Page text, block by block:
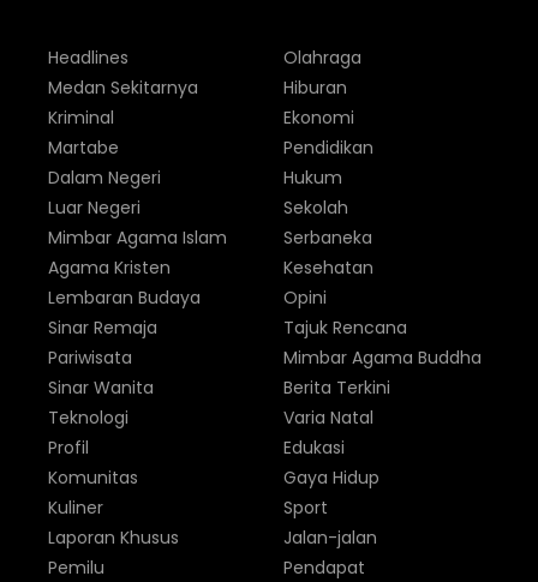
Headlines
Medan Sekitarnya
Kriminal
Martabe
Dalam Negeri
Luar Negeri
Olahraga
Hiburan
Ekonomi
Pendidikan
Hukum
Sekolah
Mimbar Agama Islam
Agama Kristen
Lembaran Budaya
Sinar Remaja
Pariwisata
Sinar Wanita
Serbaneka
Kesehatan
Opini
Tajuk Rencana
Mimbar Agama Buddha
Berita Terkini
Teknologi
Profil
Komunitas
Kuliner
Laporan Khusus
Pemilu
Varia Natal
Edukasi
Gaya Hidup
Sport
Jalan-jalan
Pendapat